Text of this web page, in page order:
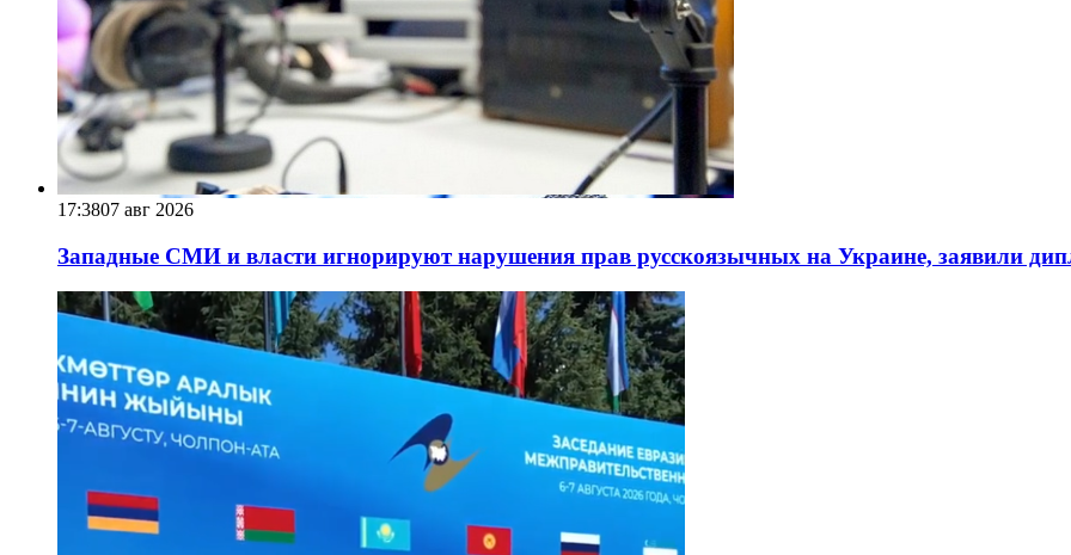
17:3807 авг 2026
Западные СМИ и власти игнорируют нарушения прав русскоязычных на Украине, заявили